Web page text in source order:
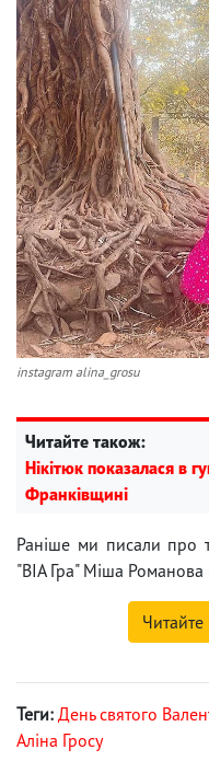
instagram alina_grosu
Читайте також:
Нікітюк показалася в
Франківщині
Раніше ми писали про
"ВІА Гра" Міша Романова
Теги: День святого
Аліна Гросу